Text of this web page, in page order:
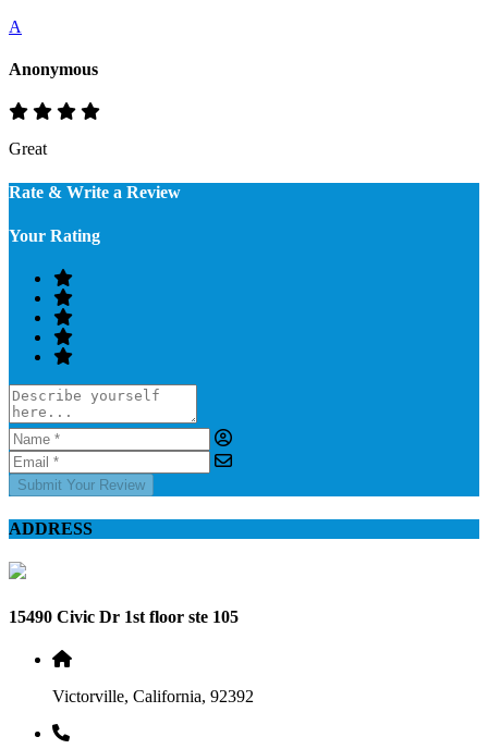
A
Anonymous
Great
Rate & Write a Review
Your Rating
Submit Your Review
ADDRESS
15490 Civic Dr 1st floor ste 105
Victorville, California, 92392